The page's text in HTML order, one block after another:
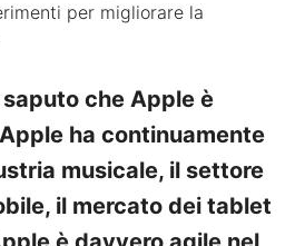
per migliorare la
che Apple è
ha continuamente
musicale, il settore
il mercato dei tablet